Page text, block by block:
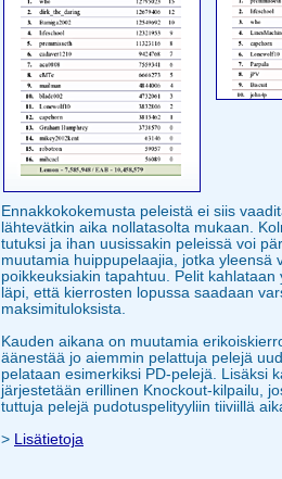
Ennakkokokemusta peleistä ei siis
lähtevätkin aika nollatasolta mukaan.
tutuksi ja ihan uusissakin peleissä voi
muutamia huippupelaajia, jotka yleensä
poikkeuksiakin tapahtuu. Pelit
läpi, että kierrosten lopussa saadaan
maksimituloksista.
Kauden aikana on muutamia
äänestää jo aiemmin pelattuja pelejä
pelataan esimerkiksi PD-pelejä. Lisäksi
järjestetään erillinen Knockout-kilpailu,
tuttuja pelejä pudotuspelityyliin tiiviillä
> Lisätietoja